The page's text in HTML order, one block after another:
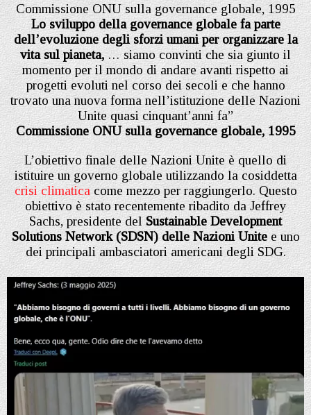
Commissione ONU sulla governance globale, 1995
Lo sviluppo della governance globale fa parte
dell’evoluzione degli sforzi umani per organizzare la
vita sul pianeta,… siamo convinti che sia giunto il
momento per il mondo di andare avanti rispetto ai
progetti evoluti nel corso dei secoli e che hanno
trovato una nuova forma nell’istituzione delle Nazioni
Unite quasi cinquant’anni fa”
Commissione ONU sulla governance globale, 1995
L’obiettivo finale delle Nazioni Unite è quello di
istituire un governo globale utilizzando la cosiddetta
crisi climaticacome mezzo per raggiungerlo. Questo
obiettivo è stato recentemente ribadito da Jeffrey
Sachs, presidente delSustainable Development
Solutions Network (SDSN) delle Nazioni Unitee uno
dei principali ambasciatori americani degli SDG.